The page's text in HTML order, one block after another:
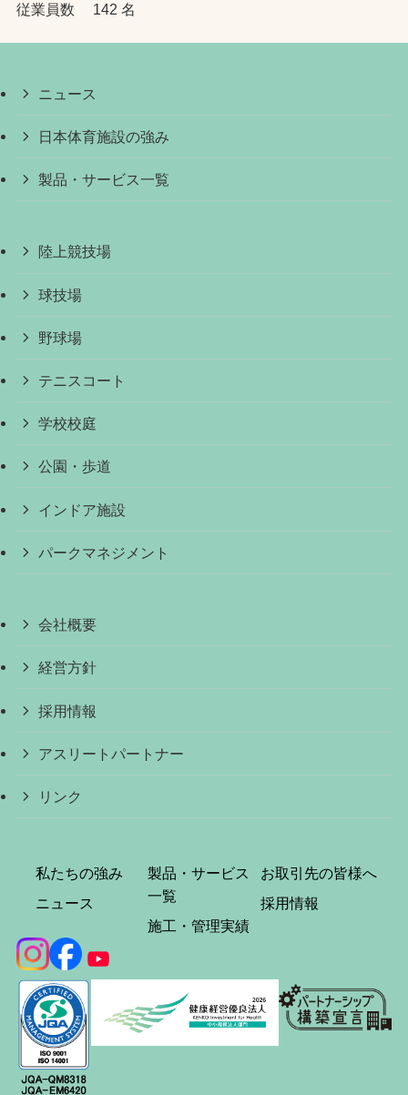
従業員数 142 名
ニュース
日本体育施設の強み
製品・サービス一覧
陸上競技場
球技場
野球場
テニスコート
学校校庭
公園・歩道
インドア施設
パークマネジメント
会社概要
経営方針
採用情報
アスリートパートナー
リンク
私たちの強み
ニュース
製品・サービス
一覧
施工・管理実績
お取引先の皆様へ
採用情報